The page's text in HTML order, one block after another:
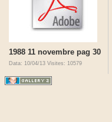
1988 11 novembre pag 30
Data: 10/04/13 Visites: 10579